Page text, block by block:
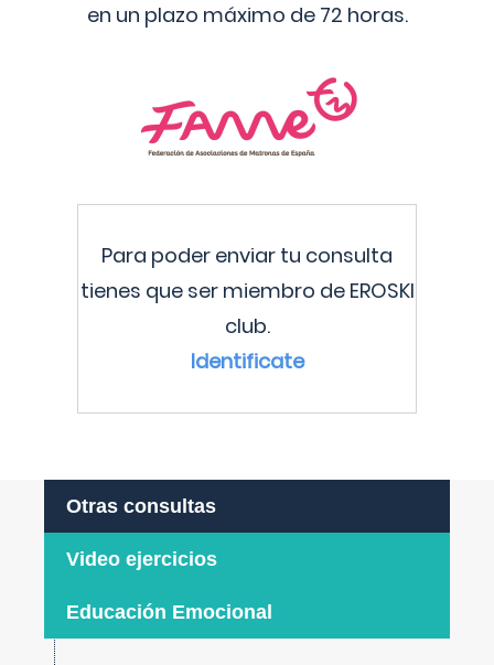
en un plazo máximo de 72 horas.
Para poder enviar tu consulta
tienes que ser miembro de EROSKI
club.
Identificate
Otras consultas
Video ejercicios
Educación Emocional